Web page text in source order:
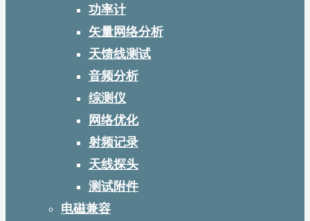
功率计
矢量网络分析
天馈线测试
音频分析
综测仪
网络优化
射频记录
天线探头
测试附件
电磁兼容